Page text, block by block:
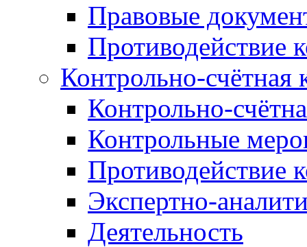
Правовые
Противодействие
Контрольно-счётная
Контрольно-
Контрольные
Противодействие
Экспертно-
Деятельность